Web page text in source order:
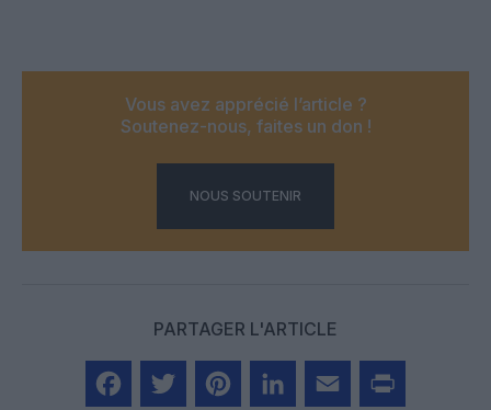
Vous avez apprécié l’article ?
Soutenez-nous, faites un don !
NOUS SOUTENIR
PARTAGER L'ARTICLE